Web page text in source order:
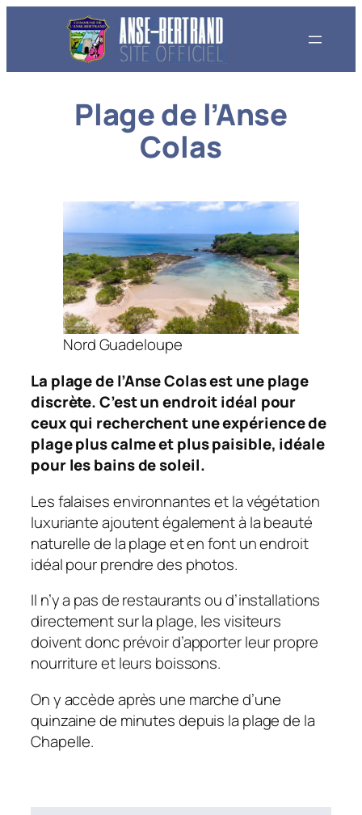
Plage de l’Anse
Colas
Nord Guadeloupe
La plage de l’Anse Colas est une plage
discrète. C’est un endroit idéal pour
ceux qui recherchent une expérience de
plage plus calme et plus paisible, idéale
pour les bains de soleil.
Les falaises environnantes et la végétation
luxuriante ajoutent également à la beauté
naturelle de la plage et en font un endroit
idéal pour prendre des photos.
Il n’y a pas de restaurants ou d’installations
directement sur la plage, les visiteurs
doivent donc prévoir d’apporter leur propre
nourriture et leurs boissons.
On y accède après une marche d’une
quinzaine de minutes depuis la plage de la
Chapelle.